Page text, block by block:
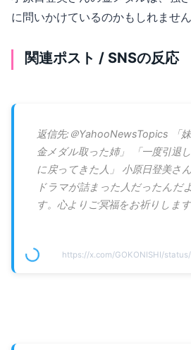
に問いかけているのかもしれませ
関連ポスト / SNSの反応
返信先:＠YahooNewsTopics 「妹
金メダル取った姉」 「一度引退
に戻ってきた人」 小原日登美さ
ドラマが詰まった人だったんだ
す。心よりご冥福をお祈りします
https://x.com/GOKONISHI/